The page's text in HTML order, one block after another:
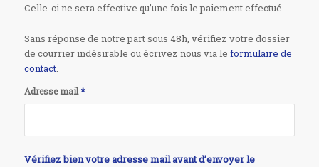
Celle-ci ne sera effective qu’une fois le paiement effectué.
Sans réponse de notre part sous 48h, vérifiez votre dossier
de courrier indésirable ou écrivez nous via le formulaire de
contact.
Adresse mail*
Vérifiez bien votre adresse mail avant d’envoyer le